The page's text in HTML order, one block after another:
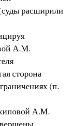
расширили
А.М.
сторона
(п.
А.М.